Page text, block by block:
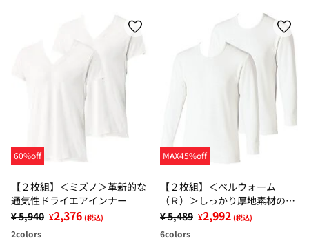
60%off
【２枚組】＜ミズノ＞革新的な
通気性ドライエアインナー
¥ 5,940 ¥2,376 (税込)
2colors
MAX45%off
【２枚組】＜ベルウォーム
（Ｒ）＞しっかり厚地素材の＋
４℃暖かインナー
¥ 5,489 ¥2,992 (税込)
6colors